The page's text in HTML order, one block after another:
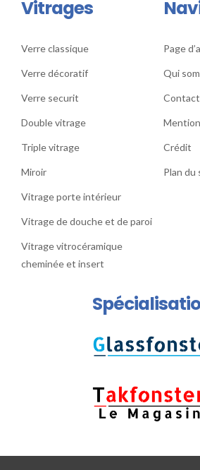
Vitrages
Verre classique
Verre décoratif
Verre securit
Double vitrage
Triple vitrage
Miroir
Vitrage porte intérieur
Vitrage de douche et de paroi
Vitrage vitrocéramique
cheminée et insert
Page
Qui
Crédit
Plan du